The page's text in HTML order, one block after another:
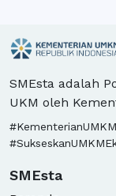
SMEsta adalah
UKM oleh
SMEsta